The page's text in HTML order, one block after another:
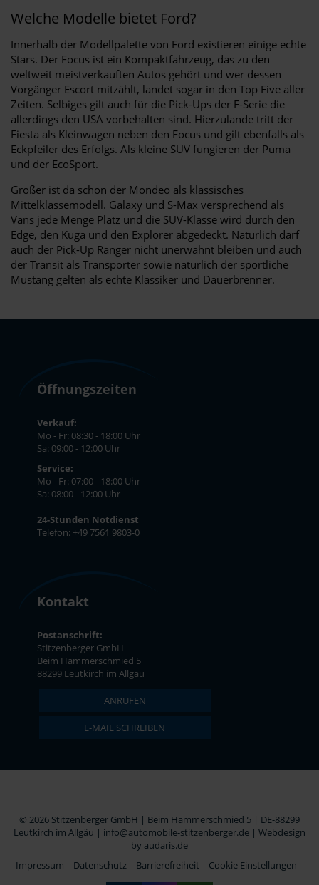
Welche Modelle bietet Ford?
Innerhalb der Modellpalette von Ford existieren einige echte
Stars. Der Focus ist ein Kompaktfahrzeug, das zu den
weltweit meistverkauften Autos gehört und wer dessen
Vorgänger Escort mitzählt, landet sogar in den Top Five aller
Zeiten. Selbiges gilt auch für die Pick-Ups der F-Serie die
allerdings den USA vorbehalten sind. Hierzulande tritt der
Fiesta als Kleinwagen neben den Focus und gilt ebenfalls als
Eckpfeiler des Erfolgs. Als kleine SUV fungieren der Puma
und der EcoSport.
Größer ist da schon der Mondeo als klassisches
Mittelklassemodell. Galaxy und S-Max versprechend als
Vans jede Menge Platz und die SUV-Klasse wird durch den
Edge, den Kuga und den Explorer abgedeckt. Natürlich darf
auch der Pick-Up Ranger nicht unerwähnt bleiben und auch
der Transit als Transporter sowie natürlich der sportliche
Mustang gelten als echte Klassiker und Dauerbrenner.
Öffnungszeiten
Verkauf:
Mo - Fr: 08:30 - 18:00 Uhr
Sa: 09:00 - 12:00 Uhr
Service:
Mo - Fr: 07:00 - 18:00 Uhr
Sa: 08:00 - 12:00 Uhr
24-Stunden Notdienst
Telefon: +49 7561 9803-0
Kontakt
Postanschrift:
Stitzenberger GmbH
Beim Hammerschmied 5
88299 Leutkirch im Allgäu
ANRUFEN
E-MAIL SCHREIBEN
© 2026 Stitzenberger GmbH | Beim Hammerschmied 5 | DE-88299
Leutkirch im Allgäu | info@automobile-stitzenberger.de | Webdesign
by audaris.de
Impressum
Datenschutz Barrierefreiheit Cookie Einstellungen